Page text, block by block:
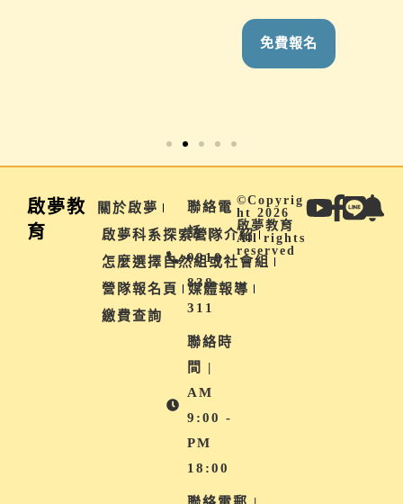
免費報名
啟夢教
育
關於啟夢
啟夢科系探索營隊介紹
怎麼選擇自然組或社會組
營隊報名頁
媒體報導
繳費查詢
聯絡電
話 |
0910-
838-
311
聯絡時
間 |
AM
9:00 -
PM
18:00
©Copyrig
ht 2026
啟夢教育
All rights
reserved